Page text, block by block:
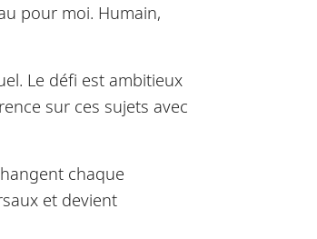
pour moi. Humain,
Le défi est ambitieux
sur ces sujets avec
chaque
et devient